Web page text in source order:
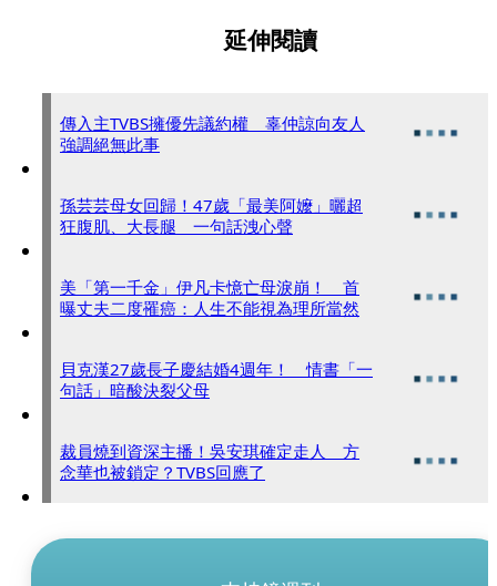
延伸閱讀
傳入主TVBS擁優先議約權 辜仲諒向友人
強調絕無此事
孫芸芸母女回歸！47歲「最美阿嬤」曬超
狂腹肌、大長腿 一句話洩心聲
美「第一千金」伊凡卡憶亡母淚崩！ 首
曝丈夫二度罹癌：人生不能視為理所當然
貝克漢27歲長子慶結婚4週年！ 情書「一
句話」暗酸決裂父母
裁員燒到資深主播！吳安琪確定走人 方
念華也被鎖定？TVBS回應了